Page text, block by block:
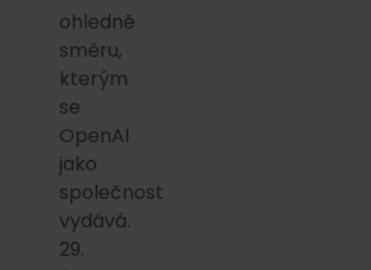
ohledně
směru,
kterým
se
OpenAI
jako
společnost
vydává.
29.